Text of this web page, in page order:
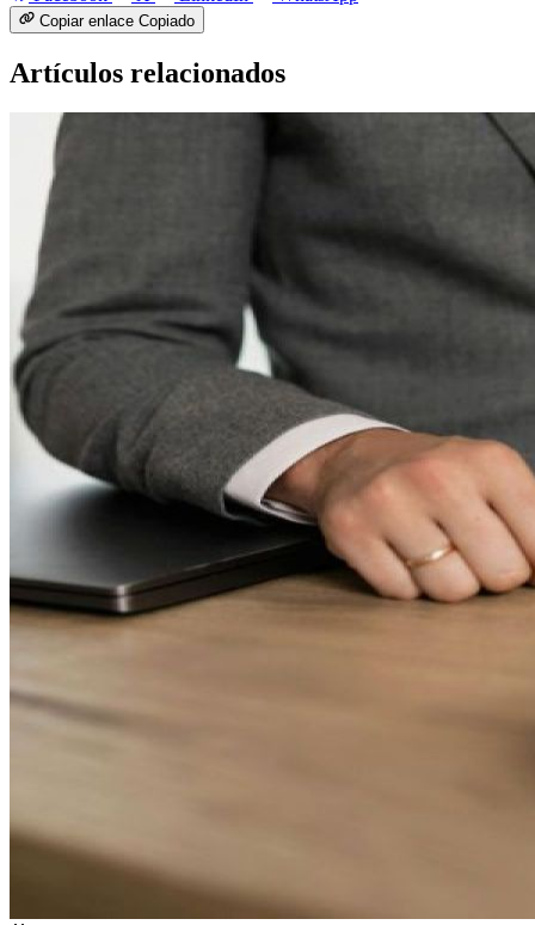
Copiar enlace Copiado
Artículos relacionados